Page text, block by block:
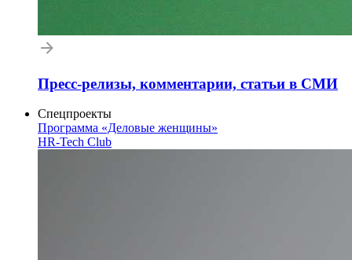
Пресс-релизы, комментарии, статьи в СМИ
Спецпроекты
Программа «Деловые женщины»
HR-Tech Club